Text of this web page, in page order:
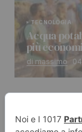
TECNOLOGIA
Acqua
più
di massimo